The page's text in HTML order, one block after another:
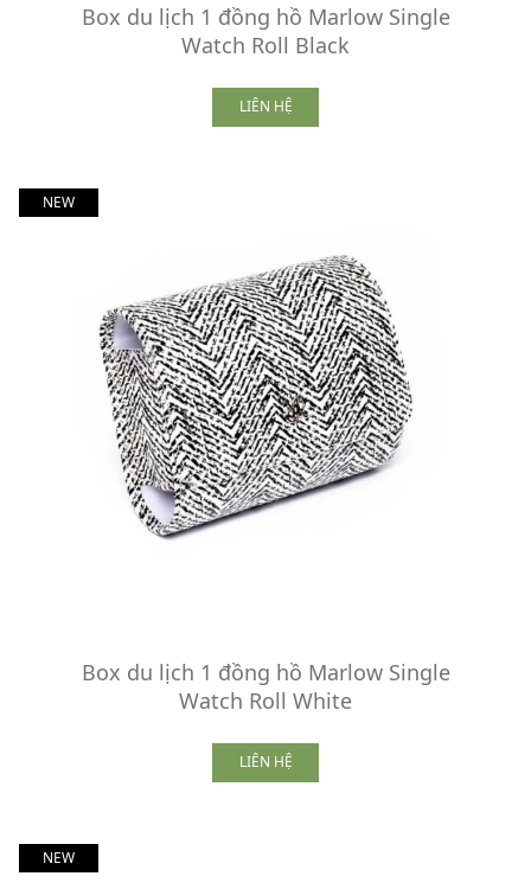
Box du lịch 1 đồng hồ Marlow Single
Watch Roll Black
LIÊN HỆ
NEW
Box du lịch 1 đồng hồ Marlow Single
Watch Roll White
LIÊN HỆ
NEW